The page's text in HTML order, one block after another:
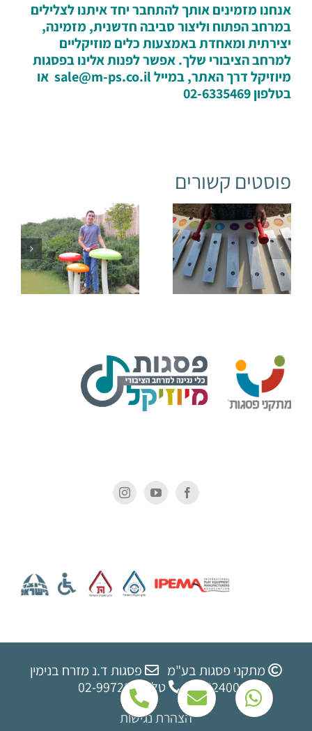
אנחנו מזמינים אותך להתחבר יחד איתנו לצלילים
במרחב הפתוח וליצור סביבה חדשנית, מזמינה,
יצירתית ומאחדת באמצעות כלים מוזיקליים
למרחב הציבורי שלך. אפשר לפנות אלינו בפסגות
מיוזיקל דרך האתר, במייל sale@m-ps.co.il או
בטלפון 02-6335469
פוסטים קשורים
מתקני
מוזיקה לגן
מוזיקלי
באיכות של
הפילהרמונית
מתקני פסגות בע"מ
פסגות ד.נ מזרח בנימין
9062400
טל: 02-9972060
הצהרת נגישות